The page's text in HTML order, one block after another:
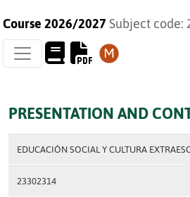
Course 2026/2027 Subject code:
PRESENTATION AND
EDUCACIÓN SOCIAL Y CULTURA
23302314